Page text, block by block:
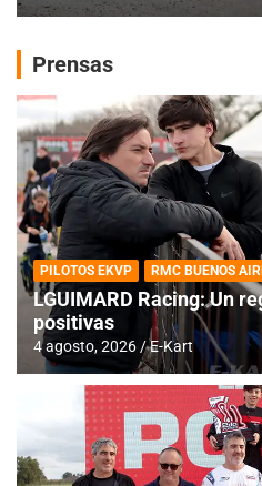
Prensas
PILOTOS EKVP RMC BUENOS
LGUIMARD Racing: Un
positivas
4 agosto, 2026 E-Kart